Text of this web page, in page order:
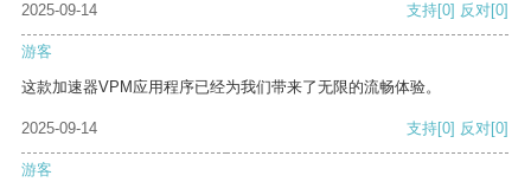
2025-09-14
支持[0] 反对[0]
游客
这款加速器VPM应用程序已经为我们带来了无限的流畅体验。
2025-09-14 支持[0] 反对[0]
游客